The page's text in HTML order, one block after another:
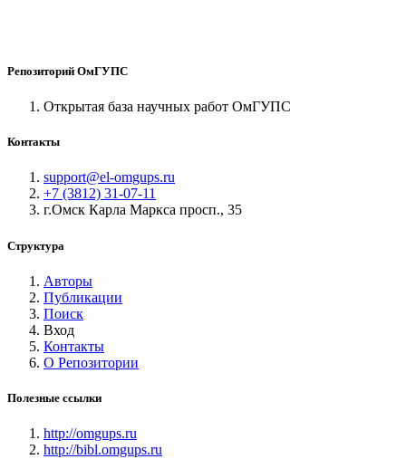
Репозиторий ОмГУПС
Открытая база научных работ ОмГУПС
Контакты
support@el-omgups.ru
+7 (3812) 31-07-11
г.Омск Карла Маркса просп., 35
Структура
Авторы
Публикации
Поиск
Вход
Контакты
О Репозитории
Полезные ссылки
http://omgups.ru
http://bibl.omgups.ru